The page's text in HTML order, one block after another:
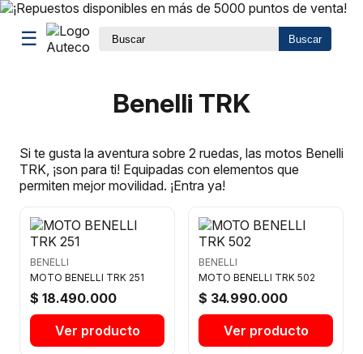
☰ Buscar
Benelli TRK
Si te gusta la aventura sobre 2 ruedas, las motos Benelli
TRK, ¡son para ti! Equipadas con elementos que
permiten mejor movilidad. ¡Entra ya!
BENELLI
MOTO BENELLI TRK 251
$ 18.490.000
Ver producto
BENELLI
MOTO BENELLI TRK 502
$ 34.990.000
Ver producto